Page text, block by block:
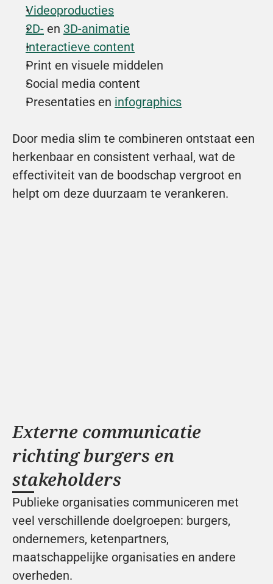
Videoproducties
2D- en 3D-animatie
Interactieve content
Print en visuele middelen
Social media content
Presentaties en infographics
Door media slim te combineren ontstaat een
herkenbaar en consistent verhaal, wat de
effectiviteit van de boodschap vergroot en
helpt om deze duurzaam te verankeren.
Externe communicatie
richting burgers en
stakeholders
Publieke organisaties communiceren met
veel verschillende doelgroepen: burgers,
ondernemers, ketenpartners,
maatschappelijke organisaties en andere
overheden.